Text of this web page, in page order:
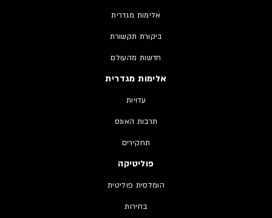
אלימות מגדרית
ביקורת תקשורת
חדשות מהעולם
אלימות מגדרית
עדויות
תרבות האונס
תחקירים
פוליטיקה
הומלסית פוליטית
בחירות